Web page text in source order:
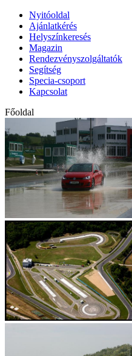
Nyitóoldal
Ajánlatkérés
Helyszínkeresés
Magazin
Rendezvényszolgáltatók
Segítség
Specia-csoport
Kapcsolat
Főoldal